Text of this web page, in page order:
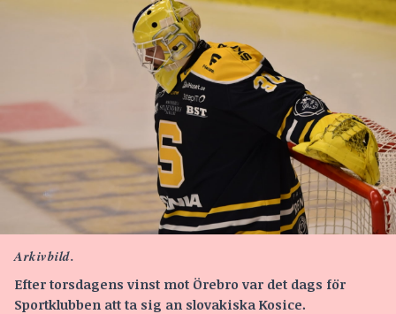
Arkivbild.
Efter torsdagens vinst mot Örebro var det dags för
Sportklubben att ta sig an slovakiska Kosice.